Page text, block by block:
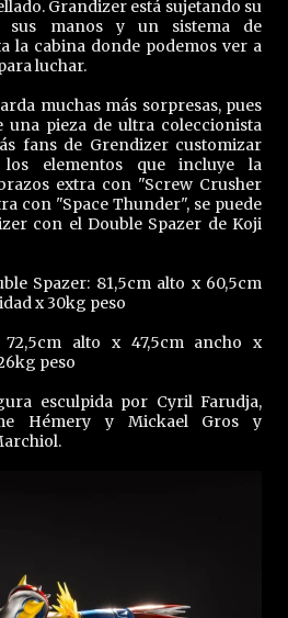
Grandizer está sujetando su
sus manos y un sistema de
la cabina donde podemos ver a
luchar.
muchas más sorpresas, pues
una pieza de ultra coleccionista
fans de Grendizer customizar
elementos que incluye la
extra con "Screw Crusher
con "Space Thunder", se puede
con el Double Spazer de Koji
Spazer: 81,5cm alto x 60,5cm
x 30kg peso
72,5cm alto x 47,5cm ancho x
peso
esculpida por Cyril Farudja,
Hémery y Mickael Gros y